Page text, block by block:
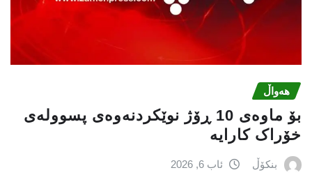
هەواڵ
بۆ ماوەی 10 ڕۆژ نوێکردنەوەی پسوولەی
خۆراک کارایە
بنکۆڵ ئاب 6, 2026